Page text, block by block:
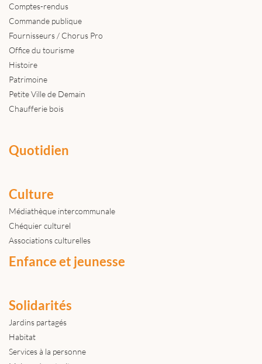
Comptes-rendus
Commande publique
Fournisseurs / Chorus Pro
Office du tourisme
Histoire
Patrimoine
Petite Ville de Demain
Chaufferie bois
Quotidien
Culture
Médiathèque intercommunale
Chéquier culturel
Associations culturelles
Enfance et jeunesse
Solidarités
Jardins partagés
Habitat
Services à la personne